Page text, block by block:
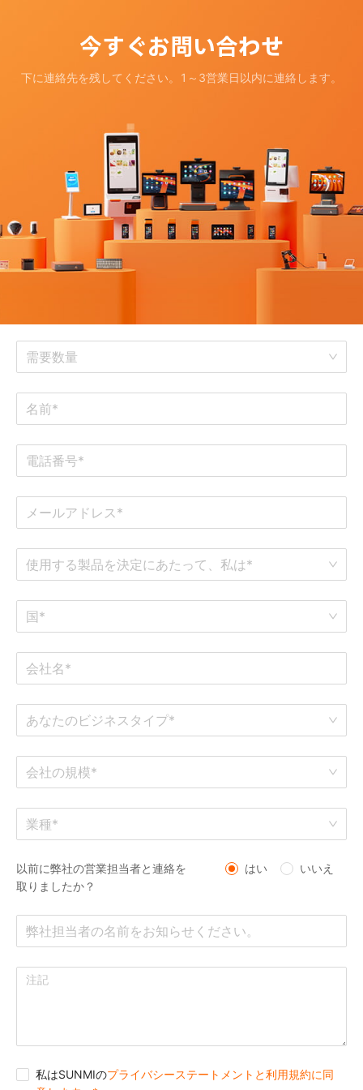
今すぐお問い合わせ
下に連絡先を残してください。 1～3営業日以内に連絡します。
需要数量
使用する製品を決定にあたって、私は*
国*
あなたのビジネスタイプ*
会社の規模*
業種*
以前に弊社の営業担当者と連絡を
取りましたか？
はい いいえ
私はSUNMIのプライバシーステートメントと利用規約に同